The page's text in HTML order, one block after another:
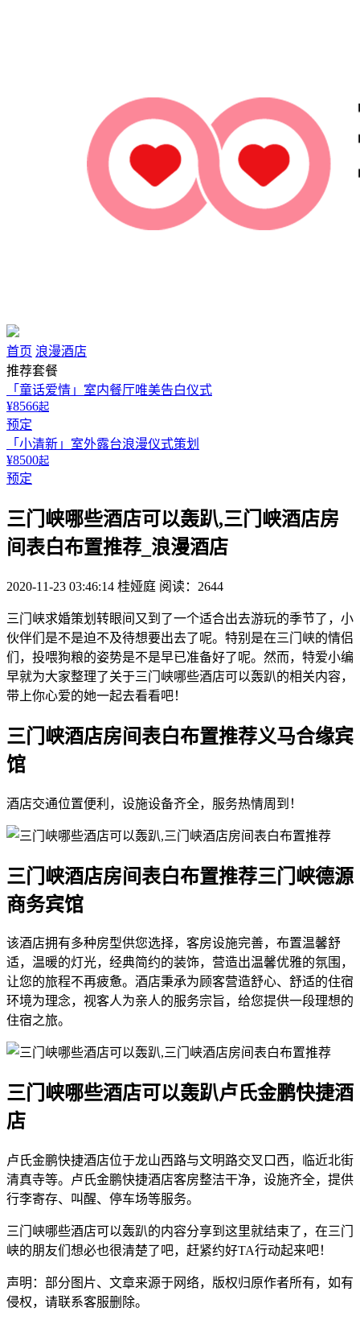
首页 浪漫酒店
推荐套餐
「童话爱情」室内餐厅唯美告白仪式
¥8566起
预定
「小清新」室外露台浪漫仪式策划
¥8500起
预定
三门峡哪些酒店可以轰趴,三门峡酒店房
间表白布置推荐_浪漫酒店
2020-11-23 03:46:14 桂娅庭 阅读：2644
三门峡求婚策划转眼间又到了一个适合出去游玩的季节了，小
伙伴们是不是迫不及待想要出去了呢。特别是在三门峡的情侣
们，投喂狗粮的姿势是不是早已准备好了呢。然而，特爱小编
早就为大家整理了关于三门峡哪些酒店可以轰趴的相关内容，
带上你心爱的她一起去看看吧！
三门峡酒店房间表白布置推荐义马合缘宾
馆
酒店交通位置便利，设施设备齐全，服务热情周到！
三门峡酒店房间表白布置推荐三门峡德源
商务宾馆
该酒店拥有多种房型供您选择，客房设施完善，布置温馨舒
适，温暖的灯光，经典简约的装饰，营造出温馨优雅的氛围，
让您的旅程不再疲惫。酒店秉承为顾客营造舒心、舒适的住宿
环境为理念，视客人为亲人的服务宗旨，给您提供一段理想的
住宿之旅。
三门峡哪些酒店可以轰趴卢氏金鹏快捷酒
店
卢氏金鹏快捷酒店位于龙山西路与文明路交叉口西，临近北街
清真寺等。卢氏金鹏快捷酒店客房整洁干净，设施齐全，提供
行李寄存、叫醒、停车场等服务。
三门峡哪些酒店可以轰趴的内容分享到这里就结束了，在三门
峡的朋友们想必也很清楚了吧，赶紧约好TA行动起来吧！
声明：部分图片、文章来源于网络，版权归原作者所有，如有
侵权，请联系客服删除。